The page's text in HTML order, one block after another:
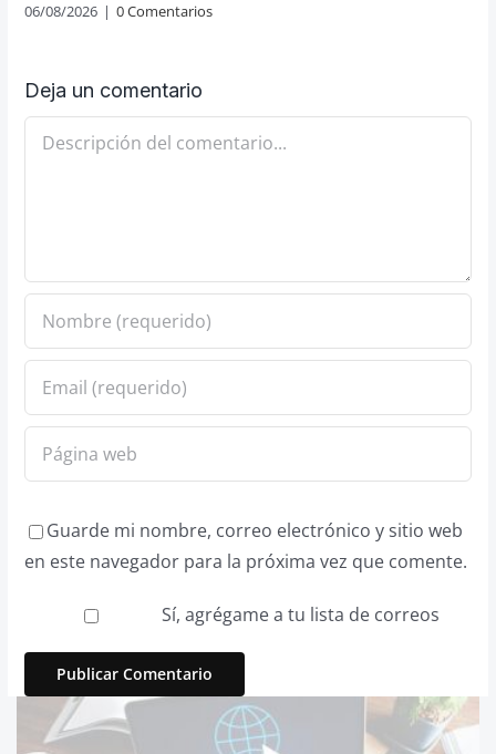
06/08/2026 | 0 Comentarios
Deja un comentario
Comentario
Guarde mi nombre, correo electrónico y sitio web
en este navegador para la próxima vez que comente.
Sí, agrégame a tu lista de correos